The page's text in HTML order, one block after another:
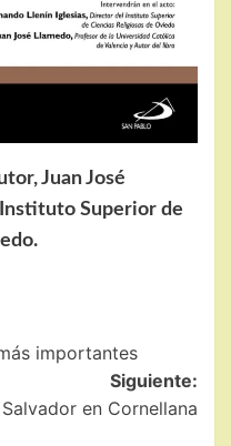
Juan José
Superior de
importantes
Siguiente:
en Cornellana